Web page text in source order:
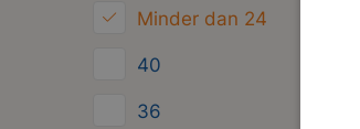
Minder dan 24
40
36